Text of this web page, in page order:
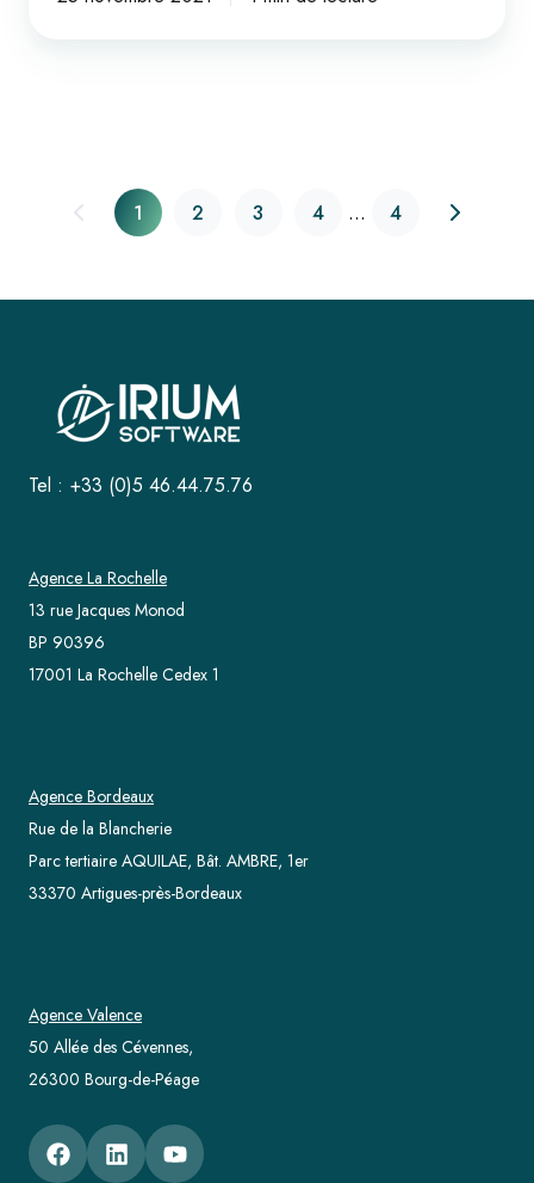
1 2 3 4 ... 4
Tel : +33 (0)5 46.44.75.76
Agence La Rochelle
13 rue Jacques Monod
BP 90396
17001 La Rochelle Cedex 1
Agence Bordeaux
Rue de la Blancherie
Parc tertiaire AQUILAE, Bât. AMBRE, 1er
33370 Artigues-près-Bordeaux
Agence Valence
50 Allée des Cévennes,
26300 Bourg-de-Péage